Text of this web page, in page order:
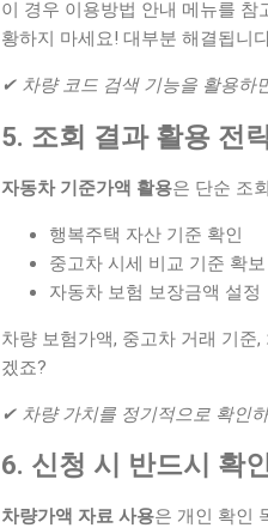
이 경우 이용방법 안내 메뉴를 참
황하지 마세요! 대부분 해결됩니
✔ 차량 코드 검색 기능을 활용하
5. 조회 결과 활용 전
자동차 기준가액 활용은 단순 조
행복주택 자산 기준 확인
중고차 시세 비교 기준 확보
자동차 보험 보장금액 설정
차량 보험가액, 중고차 거래 기준
겠죠?
✔ 차량 가치를 정기적으로 확인
6. 신청 시 반드시 확
차량가액 자료 사용은 개인 확인